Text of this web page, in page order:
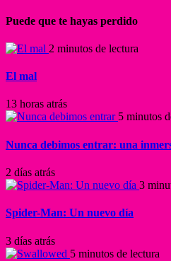
Puede que te hayas perdido
2 minutos de lectura
El mal
13 horas atrás
5 minutos
Nunca debimos entrar: una
2 días atrás
3
Spider-Man: Un nuevo día
3 días atrás
5 minutos de lectura